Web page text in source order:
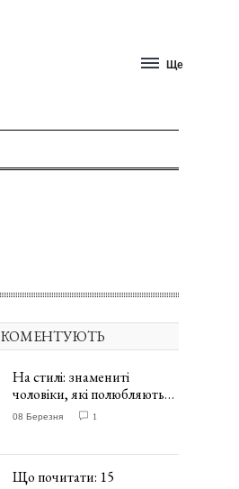
Ще
КОМЕНТУЮТЬ
На стилі: знамениті
чоловіки, які полюбляють
одягати сукні. ФОТО
08 Березня 1
Що почитати: 15